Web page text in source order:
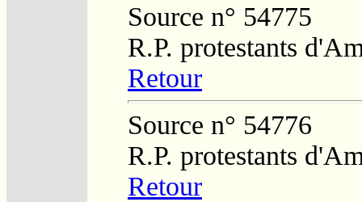
Source n° 54775
R.P. protestants
Retour
Source n° 54776
R.P. protestants
Retour